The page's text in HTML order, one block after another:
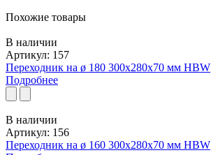
Похожие товары
В наличии
Артикул: 157
Переходник на ø 180 300x280x70 мм HBW
Подробнее
В наличии
Артикул: 156
Переходник на ø 160 300x280x70 мм HBW